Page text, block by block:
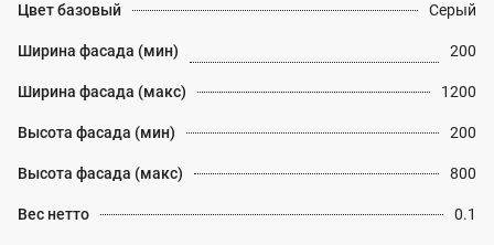
Цвет базовый Серый
Ширина фасада (мин) 200
Ширина фасада (макс) 1200
Высота фасада (мин) 200
Высота фасада (макс) 800
Вес нетто 0.1